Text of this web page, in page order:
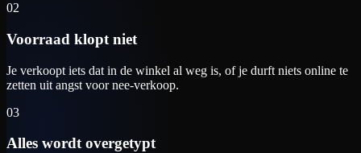
02
Voorraad klopt niet
Je verkoopt iets dat in de winkel al weg is, of je durft niets online te
zetten uit angst voor nee-verkoop.
03
Alles wordt overgetypt